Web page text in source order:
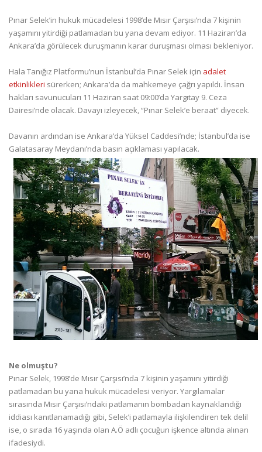
Pınar Selek’in hukuk mücadelesi 1998’de Mısır Çarşısı’nda 7 kişinin
yaşamını yitirdiği patlamadan bu yana devam ediyor. 11 Haziran’da
Ankara’da görülecek duruşmanın karar duruşması olması bekleniyor.
Hala Tanığız Platformu’nun İstanbul’da Pınar Selek için adalet
etkinlikleri sürerken; Ankara’da da mahkemeye çağrı yapıldı. İnsan
hakları savunucuları 11 Haziran saat 09:00’da Yargıtay 9. Ceza
Dairesi’nde olacak. Davayı izleyecek, “Pınar Selek’e beraat” diyecek.
Davanın ardından ise Ankara’da Yüksel Caddesi’nde; İstanbul’da ise
Galatasaray Meydanı’nda basın açıklaması yapılacak.
Ne olmuştu?
Pınar Selek, 1998’de Mısır Çarşısı’nda 7 kişinin yaşamını yitirdiği
patlamadan bu yana hukuk mücadelesi veriyor. Yargılamalar
sırasında Mısır Çarşısı’ndaki patlamanın bombadan kaynaklandığı
iddiası kanıtlanamadığı gibi, Selek’i patlamayla ilişkilendiren tek delil
ise, o sırada 16 yaşında olan A.Ö adlı çocuğun işkence altında alınan
ifadesiydi.